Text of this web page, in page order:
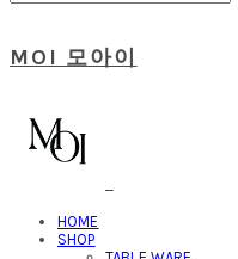
MOI 모아이
HOME
SHOP